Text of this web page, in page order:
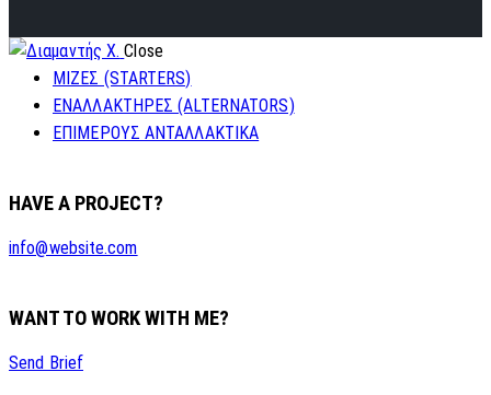
Close
ΜΙΖΕΣ (STARTERS)
ΕΝΑΛΛΑΚΤΗΡΕΣ (ALTERNATORS)
ΕΠΙΜΕΡΟΥΣ ΑΝΤΑΛΛΑΚΤΙΚΑ
HAVE A PROJECT?
info@website.com
WANT TO WORK WITH ME?
Send Brief